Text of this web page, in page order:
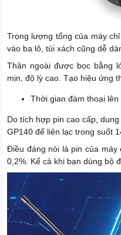
Trọng lượng tổng của máy
vào ba lô, túi xách cũng dễ
Thân ngoài được bọc bằng
mịn, độ lỳ cao. Tạo hiệu ứng
Thời gian đàm thoại
Do tích hợp pin cao cấp,
GP140 để liên lạc trong suốt
Điều đáng nói là pin của
0,2%. Kể cả khi bạn dùng bộ